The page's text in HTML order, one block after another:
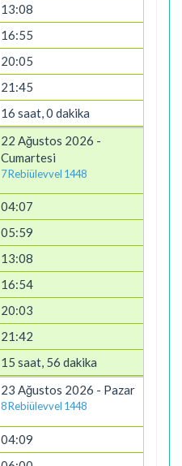
13:08
16:55
20:05
21:45
16 saat, 0 dakika
22 Ağustos 2026 -
Cumartesi
7 Rebiülevvel 1448
04:07
05:59
13:08
16:54
20:03
21:42
15 saat, 56 dakika
23 Ağustos 2026 - Pazar
8 Rebiülevvel 1448
04:09